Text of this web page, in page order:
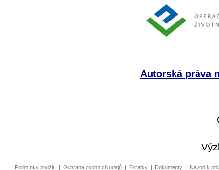
Autorská práva
Podmínky použití | Ochrana osobních údajů | Zkratky | Dokumenty | Návod k